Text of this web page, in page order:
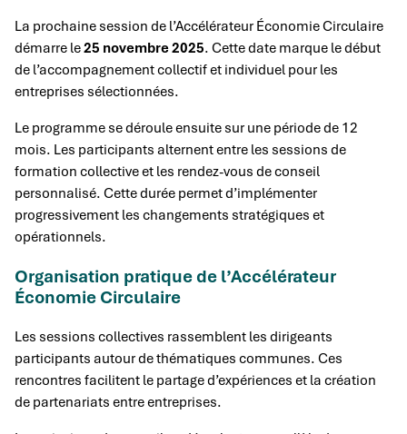
La prochaine session de l’Accélérateur Économie Circulaire
démarre le25 novembre 2025. Cette date marque le début
de l’accompagnement collectif et individuel pour les
entreprises sélectionnées.
Le programme se déroule ensuite sur une période de 12
mois. Les participants alternent entre les sessions de
formation collective et les rendez-vous de conseil
personnalisé. Cette durée permet d’implémenter
progressivement les changements stratégiques et
opérationnels.
Organisation pratique de l’Accélérateur
Économie Circulaire
Les sessions collectives rassemblent les dirigeants
participants autour de thématiques communes. Ces
rencontres facilitent le partage d’expériences et la création
de partenariats entre entreprises.